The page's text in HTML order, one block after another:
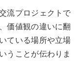
流プロジェクトで
価値観の違いに翻
ている場所や立場
うことが伝わりま